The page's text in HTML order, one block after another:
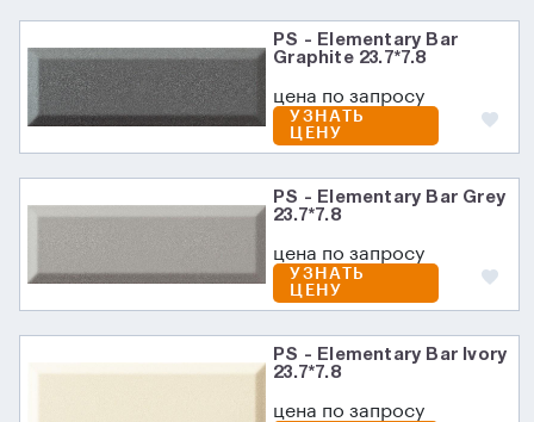
PS - Elementary Bar
Graphite 23.7*7.8
цена по запросу
УЗНАТЬ
ЦЕНУ
PS - Elementary Bar Grey
23.7*7.8
цена по запросу
УЗНАТЬ
ЦЕНУ
PS - Elementary Bar Ivory
23.7*7.8
цена по запросу